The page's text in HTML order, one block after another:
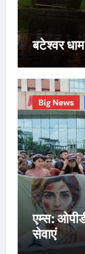
बटेश्वर
Big News
एम्स:
सेवाएं